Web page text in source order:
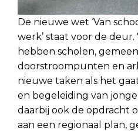
De nieuwe wet ‘Van
werk’ staat voor de
hebben scholen,
doorstroompunten en
nieuwe taken als het
en begeleiding van
daarbij ook de opdracht
aan een regionaal plan,